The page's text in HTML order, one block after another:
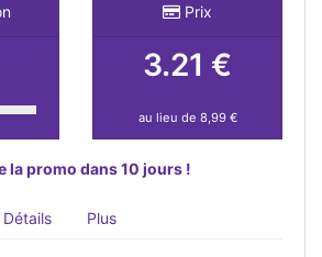
Prix
3.21 €
au lieu de 8,99 €
la promo dans 10 jours !
Détails Plus